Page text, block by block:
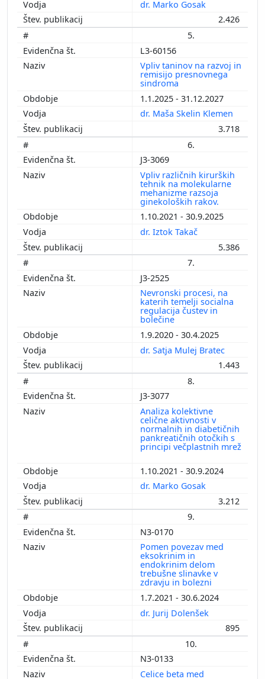
dr. Marko Gosak
2.426
5.
L3-60156
Vpliv taninov na razvoj in
remisijo presnovnega
sindroma
1.1.2025 - 31.12.2027
dr. Maša Skelin Klemen
3.718
6.
J3-3069
Vpliv različnih kirurških
tehnik na molekularne
mehanizme razsoja
ginekoloških rakov.
1.10.2021 - 30.9.2025
dr. Iztok Takač
5.386
7.
J3-2525
Nevronski procesi, na
katerih temelji socialna
regulacija čustev in
bolečine
1.9.2020 - 30.4.2025
dr. Satja Mulej Bratec
1.443
8.
J3-3077
Analiza kolektivne
celične aktivnosti v
normalnih in diabetičnih
pankreatičnih otočkih s
principi večplastnih mrež
1.10.2021 - 30.9.2024
dr. Marko Gosak
3.212
9.
N3-0170
Pomen povezav med
eksokrinim in
endokrinim delom
trebušne slinavke v
zdravju in bolezni
1.7.2021 - 30.6.2024
dr. Jurij Dolenšek
895
10.
N3-0133
Celice beta med